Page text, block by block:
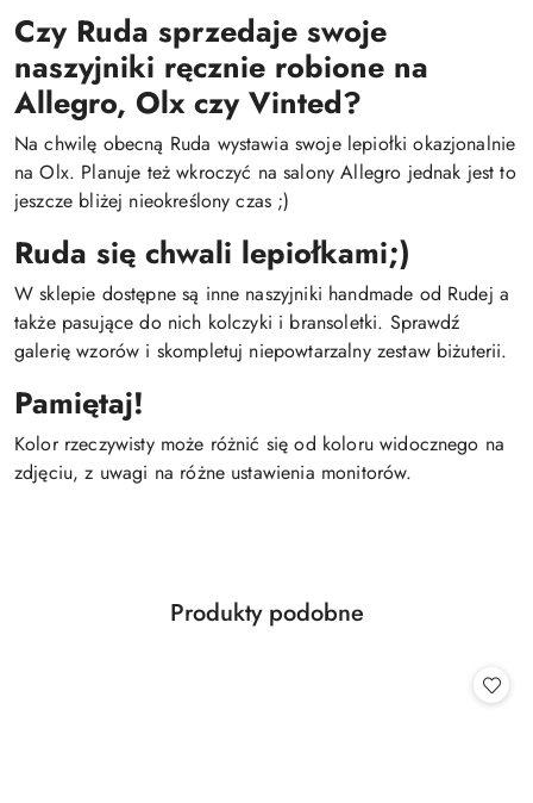
Czy Ruda sprzedaje swoje
naszyjniki ręcznie robione na
Allegro, Olx czy Vinted?
Na chwilę obecną Ruda wystawia swoje lepiołki okazjonalnie
na Olx. Planuje też wkroczyć na salony Allegro jednak jest to
jeszcze bliżej nieokreślony czas ;)
Ruda się chwali lepiołkami;)
W sklepie dostępne są inne naszyjniki handmade od Rudej a
także pasujące do nich kolczyki i bransoletki. Sprawdź
galerię wzorów i skompletuj niepowtarzalny zestaw biżuterii.
Pamiętaj!
Kolor rzeczywisty może różnić się od koloru widocznego na
zdjęciu, z uwagi na różne ustawienia monitorów.
Pomiń karuzelę produktów
Produkty
Produkty podobne